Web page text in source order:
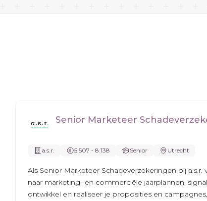
Senior Marketeer
a.s.r. 5.507 - 8.138 Senior Utrecht
Als Senior Marketeer Schadeverzekeringen bij a.s.r.
naar marketing- en commerciële jaarplannen,
ontwikkel en realiseer je proposities en